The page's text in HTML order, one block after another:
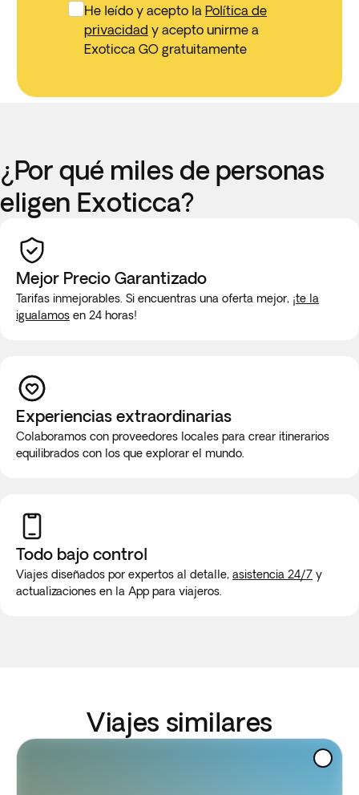
He leído y acepto la Política de
privacidad y acepto unirme a
Exoticca GO gratuitamente
¿Por qué miles de personas
eligen Exoticca?
Mejor Precio Garantizado
Tarifas inmejorables. Si encuentras una oferta mejor, ¡te la
igualamos en 24 horas!
Experiencias extraordinarias
Colaboramos con proveedores locales para crear itinerarios
equilibrados con los que explorar el mundo.
Todo bajo control
Viajes diseñados por expertos al detalle, asistencia 24/7 y
actualizaciones en la App para viajeros.
Viajes similares